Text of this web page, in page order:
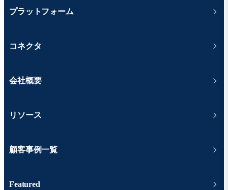
プラットフォーム
コネクタ
会社概要
リソース
顧客事例一覧
Featured